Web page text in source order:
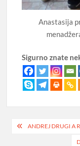
Anastasija
Sigurno znate
PostANDREJ DRUGI A